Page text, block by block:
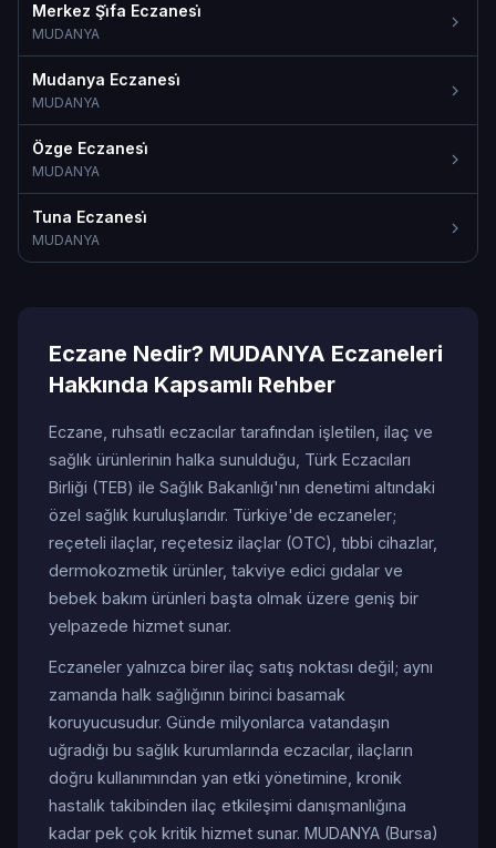
Merkez Şi̇fa Eczanesi̇
MUDANYA
Mudanya Eczanesi̇
MUDANYA
Özge Eczanesi̇
MUDANYA
Tuna Eczanesi̇
MUDANYA
Eczane Nedir? MUDANYA Eczaneleri
Hakkında Kapsamlı Rehber
Eczane, ruhsatlı eczacılar tarafından işletilen, ilaç ve
sağlık ürünlerinin halka sunulduğu, Türk Eczacıları
Birliği (TEB) ile Sağlık Bakanlığı'nın denetimi altındaki
özel sağlık kuruluşlarıdır. Türkiye'de eczaneler;
reçeteli ilaçlar, reçetesiz ilaçlar (OTC), tıbbi cihazlar,
dermokozmetik ürünler, takviye edici gıdalar ve
bebek bakım ürünleri başta olmak üzere geniş bir
yelpazede hizmet sunar.
Eczaneler yalnızca birer ilaç satış noktası değil; aynı
zamanda halk sağlığının birinci basamak
koruyucusudur. Günde milyonlarca vatandaşın
uğradığı bu sağlık kurumlarında eczacılar, ilaçların
doğru kullanımından yan etki yönetimine, kronik
hastalık takibinden ilaç etkileşimi danışmanlığına
kadar pek çok kritik hizmet sunar. MUDANYA (Bursa)